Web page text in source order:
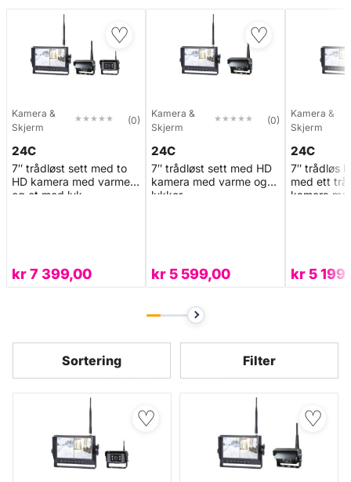
♡
Kamera &
Skjerm
★★★★★
★★★★★ (0)
24C
7″ trådløst sett med to
HD kamera med varme,
og et med luk
kr7 399,00
♡
Kamera &
Skjerm
★★★★★
★★★★★ (0)
24C
7″ trådløst sett med HD
kamera med varme og
lukker
kr5 599,00
Kamera &
Skjerm
24C
7″ trådløs
med ett
kamera
kr5
Sortering Filter
♡ ♡